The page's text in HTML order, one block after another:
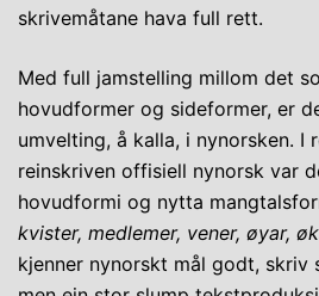
skrivemåtane hava full rett.
Med full jamstelling millom det
hovudformer og sideformer, er
umvelting, å kalla, i nynorsken. I
reinskriven offisiell nynorsk var
hovudformi og nytta
kvister, medlemer, vener, øyar,
kjenner nynorskt mål godt, skriv